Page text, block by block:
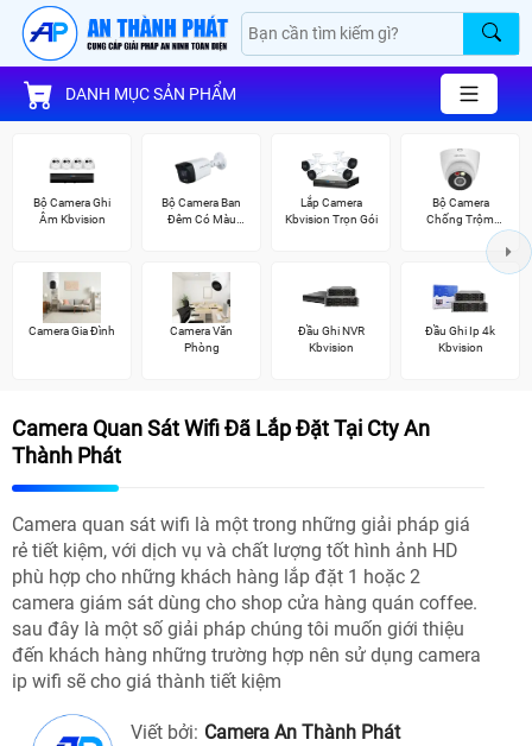
DANH MỤC SẢN PHẨM
Bộ Camera Ghi
Âm Kbvision
Bộ Camera Ban
Đêm Có Màu
Lắp Camera
Kbvision Trọn Gói
Bộ Camera
Chống Trộm
Camera Gia Đình
Camera Văn
Phòng
Đầu Ghi NVR
Kbvision
Đầu Ghi Ip 4k
Kbvision
Camera Quan Sát Wifi Đã Lắp Đặt Tại Cty An
Thành Phát
Camera quan sát wifi là một trong những giải pháp giá
rẻ tiết kiệm, với dịch vụ và chất lượng tốt hình ảnh HD
phù hợp cho những khách hàng lắp đặt 1 hoặc 2
camera giám sát dùng cho shop cửa hàng quán coffee.
sau đây là một số giải pháp chúng tôi muốn giới thiệu
đến khách hàng những trường hợp nên sử dụng camera
ip wifi sẽ cho giá thành tiết kiệm
Viết bởi: Camera An Thành Phát